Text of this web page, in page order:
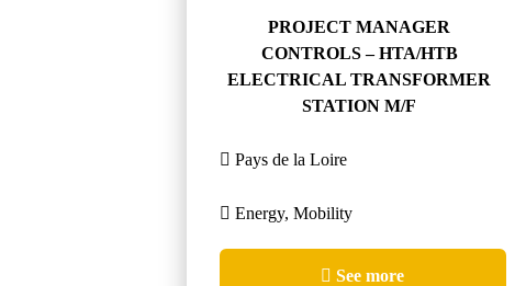
PROJECT MANAGER
CONTROLS – HTA/HTB
ELECTRICAL TRANSFORMER
STATION M/F
Pays de la Loire
Energy, Mobility
See more